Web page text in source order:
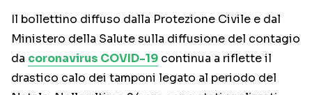
Il bollettino diffuso dalla Protezione Civile e dal
Ministero della Salute sulla diffusione del contagio
da coronavirus COVID-19 continua a riflette il
drastico calo dei tamponi legato al periodo del